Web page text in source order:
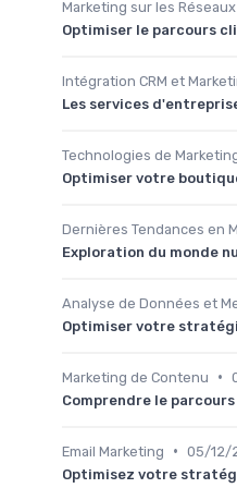
Marketing sur les
Optimiser le parcours
Intégration CRM et
Les services
Technologies de
Optimiser votre
Dernières Tendances en
Exploration du monde
Analyse de Données et
Optimiser votre
Marketing de Contenu •
Comprendre le
Email Marketing • 05/12/
Optimisez votre